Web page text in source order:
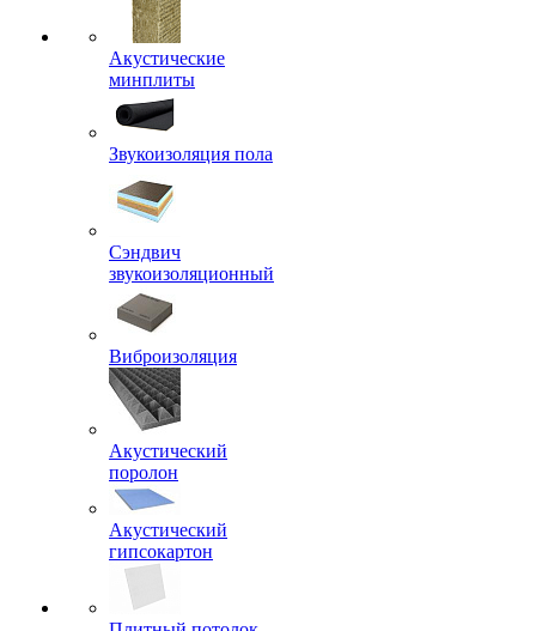
Акустические
минплиты
Звукоизоляция пола
Сэндвич
звукоизоляционный
Виброизоляция
Акустический
поролон
Акустический
гипсокартон